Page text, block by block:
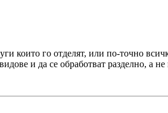
които го отделят, или по-точно
и да се обработват разделно, а